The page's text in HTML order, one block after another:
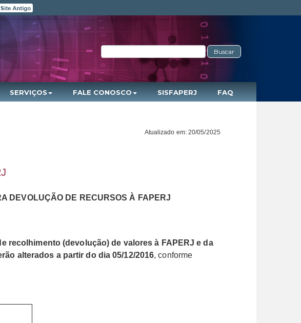
Buscar
SERVIÇOS FALE CONOSCO SISFAPERJ FAQ
Atualizado em: 20/05/2025
DEVOLUÇÃO DE RECURSOS À FAPERJ
recolhimento (devolução) de valores à FAPERJ e da
alterados a partir do dia 05/12/2016, conforme